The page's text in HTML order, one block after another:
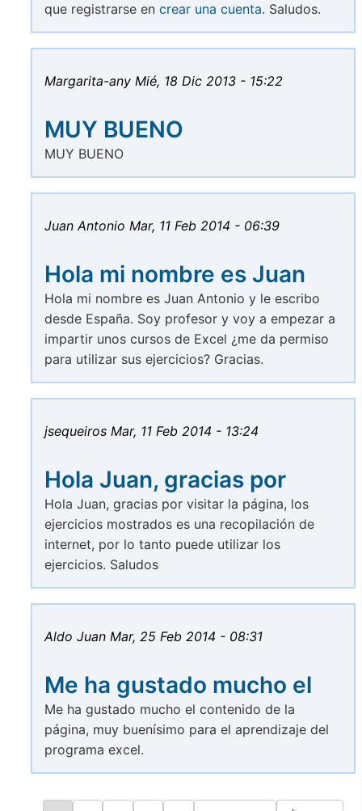
que registrarse en crear una cuenta. Saludos.
Margarita-any Mié, 18 Dic 2013 - 15:22
MUY BUENO
MUY BUENO
Juan Antonio Mar, 11 Feb 2014 - 06:39
Hola mi nombre es Juan
Hola mi nombre es Juan Antonio y le escribo
desde España. Soy profesor y voy a empezar a
impartir unos cursos de Excel ¿me da permiso
para utilizar sus ejercicios? Gracias.
jsequeiros Mar, 11 Feb 2014 - 13:24
Hola Juan, gracias por
Hola Juan, gracias por visitar la página, los
ejercicios mostrados es una recopilación de
internet, por lo tanto puede utilizar los
ejercicios. Saludos
Aldo Juan Mar, 25 Feb 2014 - 08:31
Me ha gustado mucho el
Me ha gustado mucho el contenido de la
página, muy buenísimo para el aprendizaje del
programa excel.